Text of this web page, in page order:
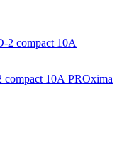
compact 10А PROxima